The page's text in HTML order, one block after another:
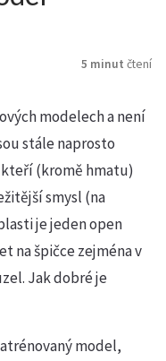
5 minut čtení
modelech a není
stále naprosto
kteří (kromě hmatu)
smysl (na
je jeden open
na špičce zejména v
Jak dobré je
model,